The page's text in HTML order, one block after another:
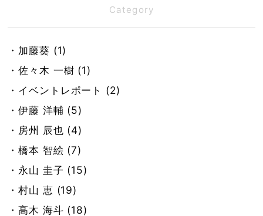
Category
・加藤葵 (1)
・佐々木 一樹 (1)
・イベントレポート (2)
・伊藤 洋輔 (5)
・房州 辰也 (4)
・橋本 智絵 (7)
・永山 圭子 (15)
・村山 恵 (19)
・髙木 海斗 (18)